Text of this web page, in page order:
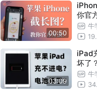
00:50
你官
牛
03:09
iPad
坏了
解！牛